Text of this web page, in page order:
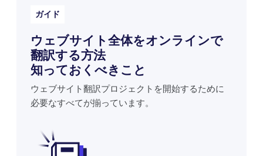
ガイド
ウェブサイト全体をオンラインで
翻訳する方法
知っておくべきこと
ウェブサイト翻訳プロジェクトを開始するために
必要なすべてが揃っています。